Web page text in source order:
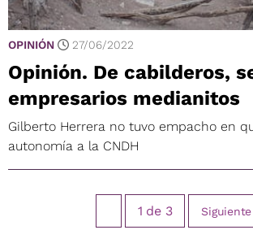
OPINIÓN 27/06/2022
Opinión. De cabilderos,
empresarios medianitos
Gilberto Herrera no tuvo empacho en
autonomía a la CNDH
1 de 3 Siguiente